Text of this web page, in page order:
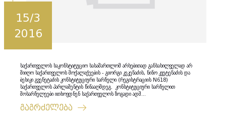
15/3
2016
საქართველოს საკონსტიტუციო სასამართლომ არსებითად განსახილველად არ
მიიღო საქართველოს მოქალაქეების - გიორგი კეკენაძის, ნინო კვეტენაძის და
ბესიკი გვენეტაძის კონსტიტუციური სარჩელი (რეგისტრაციის N618)
საქართველოს პარლამენტის წინააღმდეგ. კონსტიტუციური სარჩელით
მოსარჩელეები ითხოვდნენ საქართველოს ზოგადი ადმ...
გაგრძელება